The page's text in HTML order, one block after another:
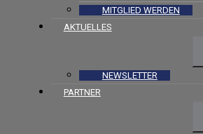
MITGLIED WERDEN
AKTUELLES
NEWSLETTER
PARTNER